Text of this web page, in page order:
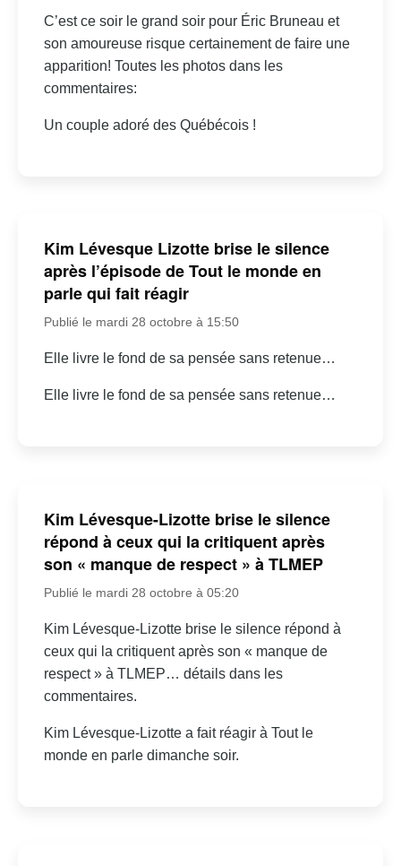
C’est ce soir le grand soir pour Éric Bruneau et
son amoureuse risque certainement de faire une
apparition! Toutes les photos dans les
commentaires:
Un couple adoré des Québécois !
Kim Lévesque Lizotte brise le silence
après l’épisode de Tout le monde en
parle qui fait réagir
Publié le mardi 28 octobre à 15:50
Elle livre le fond de sa pensée sans retenue…
Elle livre le fond de sa pensée sans retenue…
Kim Lévesque-Lizotte brise le silence
répond à ceux qui la critiquent après
son « manque de respect » à TLMEP
Publié le mardi 28 octobre à 05:20
Kim Lévesque-Lizotte brise le silence répond à
ceux qui la critiquent après son « manque de
respect » à TLMEP… détails dans les
commentaires.
Kim Lévesque-Lizotte a fait réagir à Tout le
monde en parle dimanche soir.